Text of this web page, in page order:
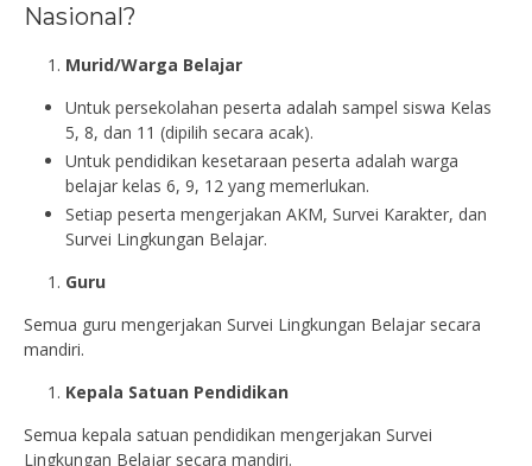
Nasional?
Murid/Warga Belajar
Untuk persekolahan peserta adalah sampel siswa Kelas
5, 8, dan 11 (dipilih secara acak).
Untuk pendidikan kesetaraan peserta adalah warga
belajar kelas 6, 9, 12 yang memerlukan.
Setiap peserta mengerjakan AKM, Survei Karakter, dan
Survei Lingkungan Belajar.
Guru
Semua guru mengerjakan Survei Lingkungan Belajar secara
mandiri.
Kepala Satuan Pendidikan
Semua kepala satuan pendidikan mengerjakan Survei
Lingkungan Belajar secara mandiri.